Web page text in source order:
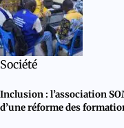
Société
Inclusion : l’association
d’une réforme des